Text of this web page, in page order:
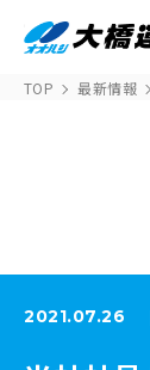
TOP 最新情報
2021.07.26